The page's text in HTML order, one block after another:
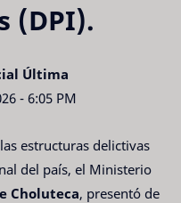
(DPI).
Última
- 6:05 PM
estructuras delictivas
del país, el Ministerio
Choluteca, presentó de